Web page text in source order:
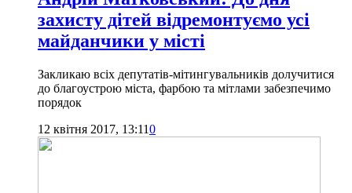
захисту дітей відремонтуємо усі
майданчики у місті
Закликаю всіх депутатів-мітингувальників долучитися
до благоустрою міста, фарбою та мітлами забезпечимо
порядок
12 квітня 2017, 13:110